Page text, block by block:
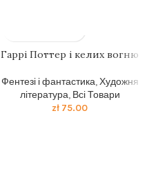
Гаррі Поттер і келих вогню
Фентезі і фантастика,Художня
література, Всі Товари
zł 75.00